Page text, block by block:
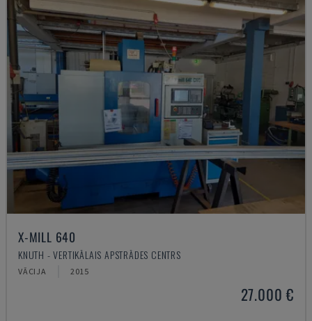
X-MILL 640
KNUTH - VERTIKĀLAIS APSTRĀDES CENTRS
VĀCIJA 2015
27.000 €